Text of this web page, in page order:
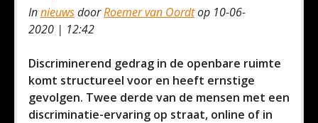
InnieuwsdoorRoemer van Oordtop 10-06-
2020 | 12:42
Discriminerend gedrag in de openbare ruimte
komt structureel voor en heeft ernstige
gevolgen. Twee derde van de mensen met een
discriminatie-ervaring op straat, online of in